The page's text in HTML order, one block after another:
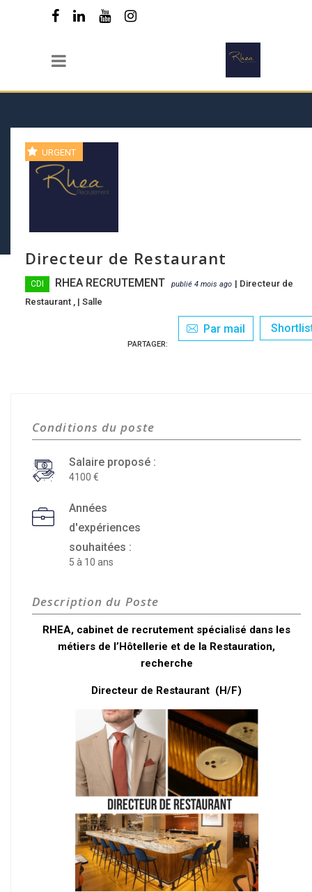
URGENT
Directeur de Restaurant
CDI RHEA RECRUTEMENT publié 4 mois ago | Directeur de
Restaurant , | Salle
Par mail
PARTAGER:
Conditions du poste
Salaire proposé :
4100
Années
d'expériences
souhaitées :
5 à 10 ans
Description du Poste
RHEA, cabinet de recrutement spécialisé dans les
métiers de l’Hôtellerie et de la Restauration,
recherche
Directeur de Restaurant (H/F)